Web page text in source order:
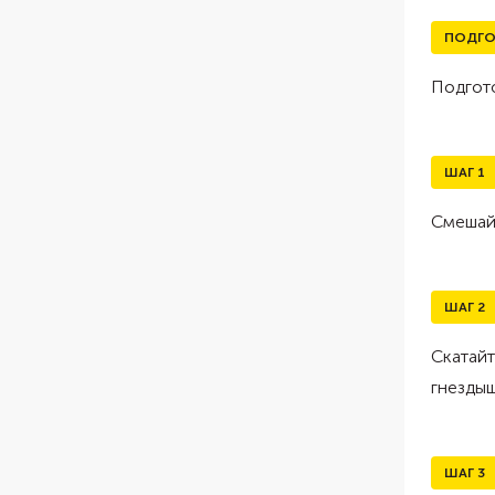
ШАГ 1
ШАГ 2
ШАГ 3